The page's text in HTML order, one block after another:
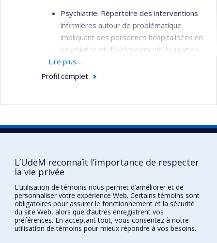
Psychiatrie: Répertoire des interventions
infirmières autour de problématique
impliquant des personnes hospitalisées en
psychiatrie et développement/évaluation
des programmes de formation afin
d'améliorer les interventions infirmières et
d'apprentissage des étudiants en sciences
formation de tuteurs et préceptorat en
pratique avancée
Lire plus…
Profil complet
Pavillon Marguerite-d'Youville
2375, chemin de la Côte-Sainte-Catherine
Montréal (Québec) H3T 1A8
Lien Google Maps
Nous joindre
Plan du site
L’UdeM reconnaît l’importance de respecter
la vie privée
L’utilisation de témoins nous permet d’améliorer et de
personnaliser votre expérience Web. Certains témoins sont
obligatoires pour assurer le fonctionnement et la sécurité
du site Web, alors que d’autres enregistrent vos
préférences. En acceptant tout, vous consentez à notre
utilisation de témoins pour mieux répondre à vos besoins.